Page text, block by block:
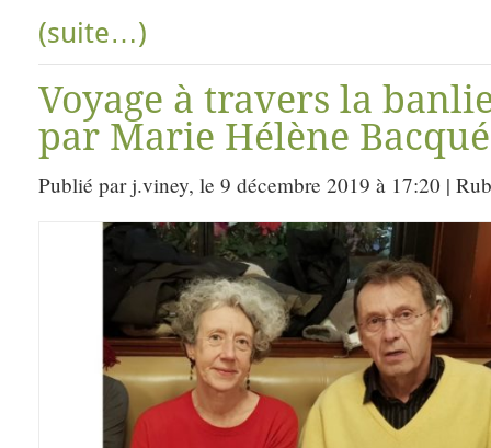
(suite…)
Voyage à travers la
par Marie Hélène Bacqué
Publié par j.viney, le 9 décembre 2019 à 17:20 |